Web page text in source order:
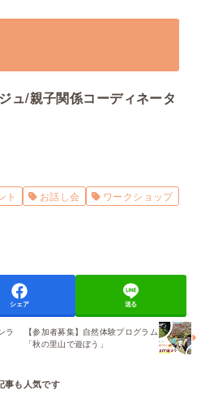
ュ/親子関係コーディネータ
ト お話し会
ワークショップ
シェア 送る
ラ
【参加者募集】自然体験プログラム
「秋の里山で遊ぼう」